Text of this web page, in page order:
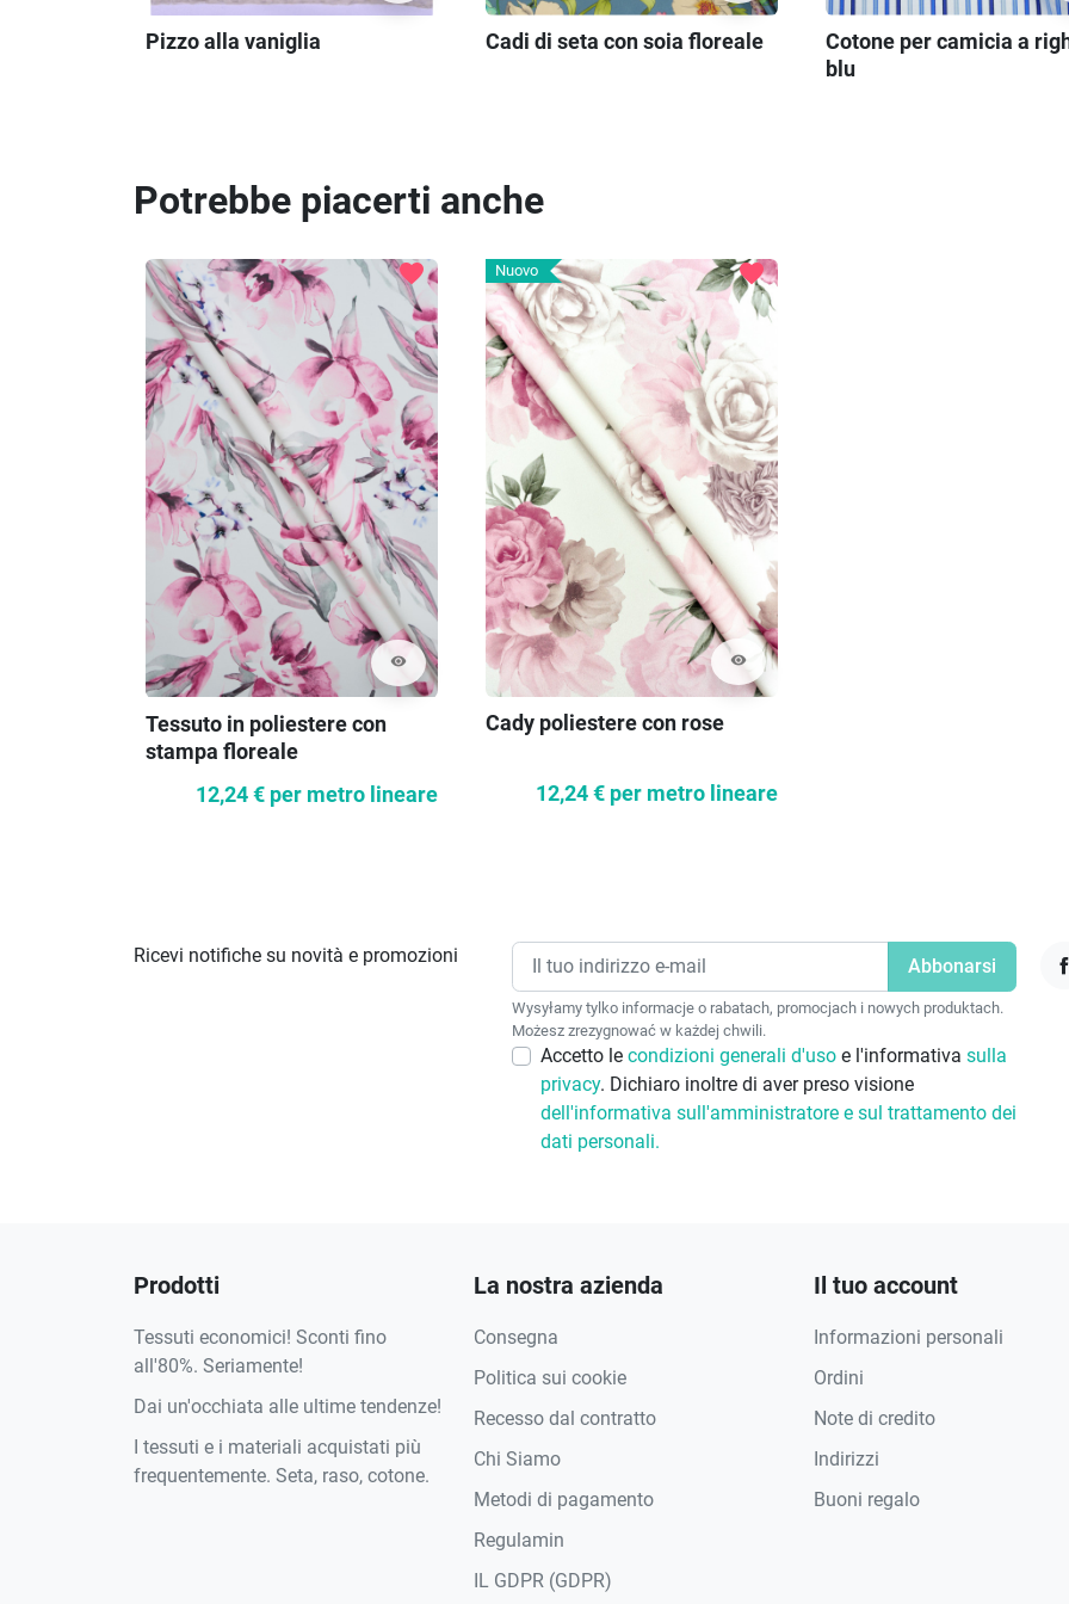
Pizzo alla vaniglia Cadi di seta con soia floreale
Cotone per camicia a
blu
Potrebbe piacerti anche
visibility
favorite
Tessuto in poliestere con
stampa floreale
12,24 € per metro lineare
Nuovo
visibility
favorite
Cady poliestere con rose
12,24 € per metro lineare
Ricevi notifiche su novità e promozioni
Wysyłamy tylko informacje o rabatach, promocjach i nowych produktach.
Możesz zrezygnować w każdej chwili.
Accetto le condizioni generali d'uso e l'informativa sulla
privacy. Dichiaro inoltre di aver preso visione
dell'informativa sull'amministratore e sul trattamento dei
dati personali.
Prodotti
Tessuti economici! Sconti fino
all'80%. Seriamente!
Dai un'occhiata alle ultime tendenze!
I tessuti e i materiali acquistati più
frequentemente. Seta, raso, cotone.
La nostra azienda
Consegna
Politica sui cookie
Recesso dal contratto
Chi Siamo
Metodi di pagamento
Regulamin
IL GDPR (GDPR)
Il tuo account
Informazioni personali
Ordini
Note di credito
Indirizzi
Buoni regalo